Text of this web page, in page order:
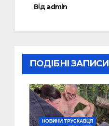
Відadmin
ПОДІБНІ ЗАПИСИ
НОВИНИ ТРУСКАВЦЯ